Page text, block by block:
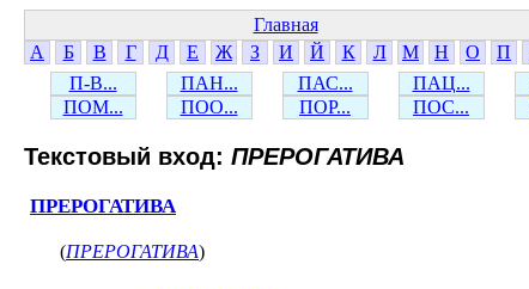
Главная
А
Б В Г Д Е Ж З И Й К Л М Н О П
П-В...
ПАН... ПАС... ПАЦ...
ПОМ...
ПОО... ПОР... ПОС...
Текстовый вход: ПРЕРОГАТИВА
ПРЕРОГАТИВА
(ПРЕРОГАТИВА)